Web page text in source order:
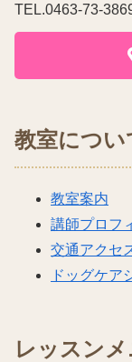
TEL.0463-73-
教室につい
教室案内
講師プロフ
交通アクセ
ドッグケア
レッスン